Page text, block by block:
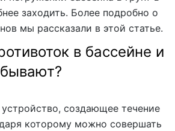
заходить. Более подробно о
мы рассказали в этой статье.
в бассейне и
создающее течение
которому можно совершать